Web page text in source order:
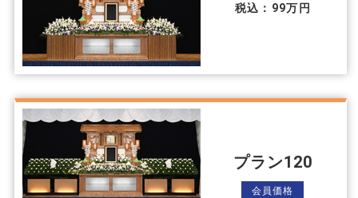
税込：99万円
プラン120
会員価格